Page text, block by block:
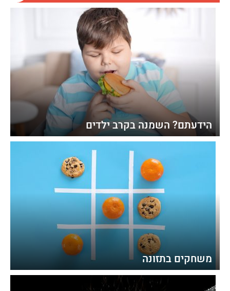
הידעתם? השמנה בקרב ילדים
משחקים בתזונה